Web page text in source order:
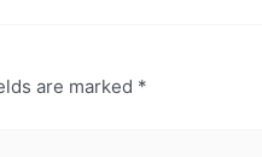
are marked *